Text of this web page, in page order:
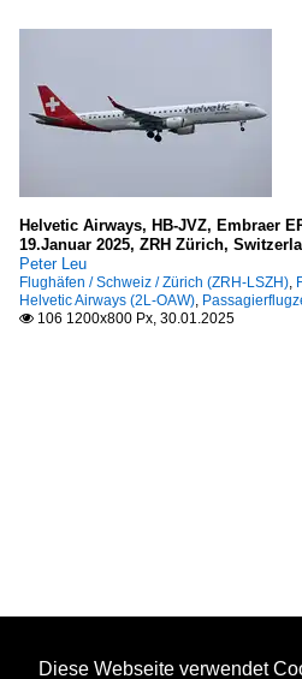
Helvetic Airways, HB-JVZ, Embraer
19.Januar 2025, ZRH Zürich,
Peter Leu
Flughäfen / Schweiz / Zürich (ZRH-LSZH),
Helvetic Airways (2L-OAW),
 106 1200x800 Px, 30.01.2025
Diese Webseite verwendet